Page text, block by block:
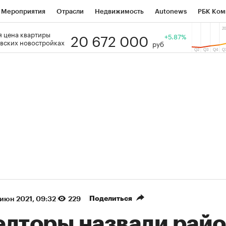
Мероприятия Отрасли Недвижимость Autonews РБК
РБК Образование Тренды
цена квартиры
новостройках
20 672 000 руб
+5.87%
июн 2021, 09:32 229 Поделиться